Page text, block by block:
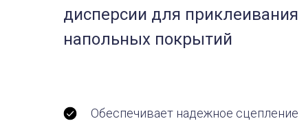
дисперсии для приклеивания
напольных покрытий
Обеспечивает надежное сцепление